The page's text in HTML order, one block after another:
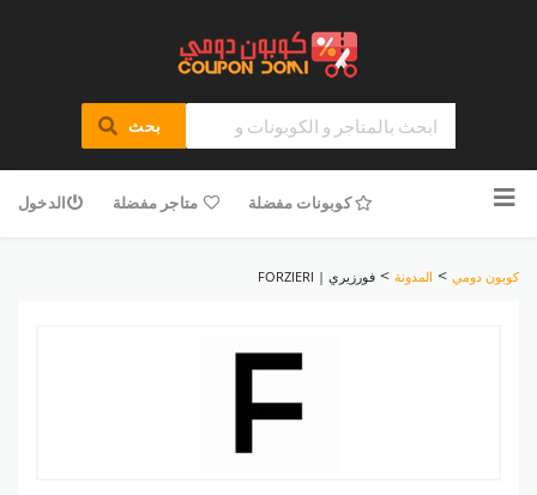
بحث
للمحتوى
كوبونات مفضلة متاجر مفضلة الدخول
كوبون دومي > المدونة > فورزيري | FORZIERI